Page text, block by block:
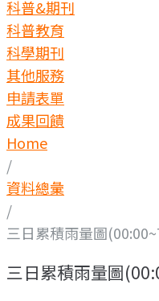
科普&期刊
科普教育
科學期刊
其他服務
申請表單
成果回饋
Home
/
資料總彙
/
三日累積雨量圖
三日累積雨量圖